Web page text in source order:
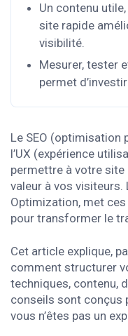
Un contenu
site rapide
visibilité.
Mesurer, tester
permet
Le SEO (optimisation
l’UX (expérience
permettre à votre site
valeur à vos visiteurs.
Optimization, met
pour transformer le
Cet article explique,
comment structurer
techniques, contenu,
conseils sont conçus
vous n’êtes pas un